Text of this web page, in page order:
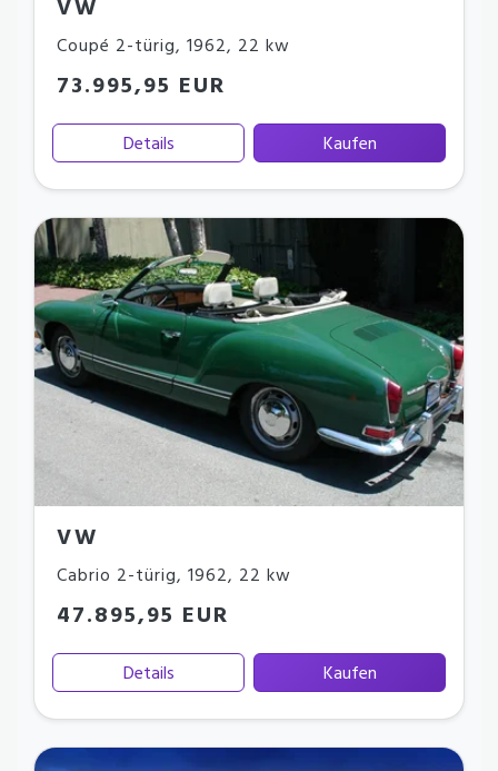
VW
Coupé 2-türig, 1962, 22 kw
73.995,95 EUR
Details Kaufen
VW
Cabrio 2-türig, 1962, 22 kw
47.895,95 EUR
Details Kaufen